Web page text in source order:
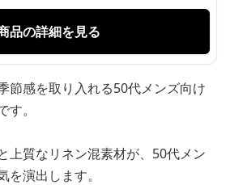
品の詳細を見る
節感を取り入れる50代メンズ向け
。
上質なリネン混素材が、50代メン
を演出します。